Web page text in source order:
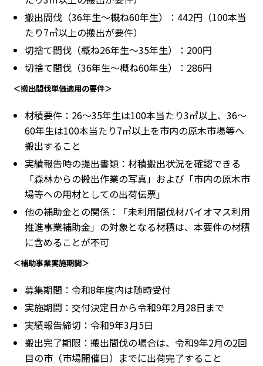
搬出間伐（36年生～概ね60年生）：442円（100本当
たり7㎥以上の搬出が要件）
切捨て間伐（概ね26年生～35年生）：200円
切捨て間伐（36年生～概ね60年生）：286円
＜搬出間伐単価適用の要件＞
材積要件：26～35年生は100本当たり3㎥以上、36～
60年生は100本当たり7㎥以上を市内の原木市場等へ
搬出すること
実績報告時の提出書類：材積搬出状況を確認できる
「森林からの搬出作業の写真」および「市内の原木市
場等への用材としての出荷伝票」
他の補助金との関係：「未利用間伐材バイオマス利用
推進事業補助金」の対象となる材積は、本要件の材積
に含めることが不可
＜補助事業実施期間＞
募集期間：令和8年度内は随時受付
実施期間：交付決定日から令和9年2月28日まで
実績報告締切：令和9年3月5日
搬出完了期限：搬出間伐の場合は、令和9年2月の2回
目の市（市場開催日）までに出荷完了すること